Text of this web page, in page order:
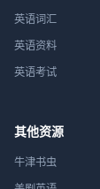
英语词汇
英语资料
英语考试
其他资源
牛津书虫